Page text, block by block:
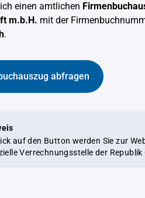
einen amtlichen
m.b.H. mit der
.
abfragen
auf den Button werden Sie zur
Verrechnungsstelle der Republik